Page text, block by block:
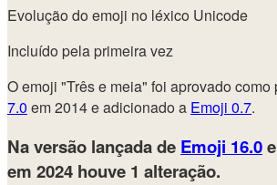
Evolução do emoji no léxico Unicode
Incluído pela primeira vez
O emoji "Três e meia" foi aprovado como
7.0 em 2014 e adicionado a Emoji 0.7.
Na versão lançada de Emoji 16.0e
em 2024 houve 1 alteração.